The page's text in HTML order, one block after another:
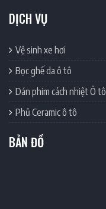
DỊCH VỤ
Vệ sinh xe hơi
Bọc ghế da ô tô
Dán phim cách nhiệt Ô tô
Phủ Ceramic ô tô
BẢN ĐỒ